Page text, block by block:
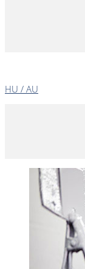
HU / AU